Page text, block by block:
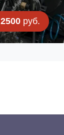
2500 руб.